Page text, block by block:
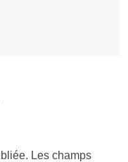
Les champs